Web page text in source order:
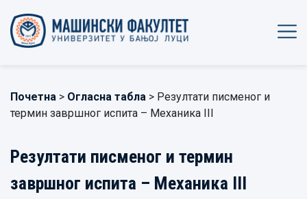
Почетна > Огласна табла > Резултати писменог и
термин завршног испита – Механика III
Резултати писменог и термин
завршног испита – Механика III